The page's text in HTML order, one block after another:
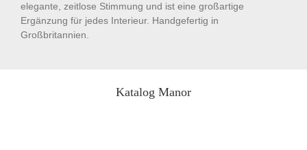
elegante, zeitlose Stimmung und ist eine großartige
Ergänzung für jedes Interieur. Handgefertig in
Großbritannien.
Katalog Manor